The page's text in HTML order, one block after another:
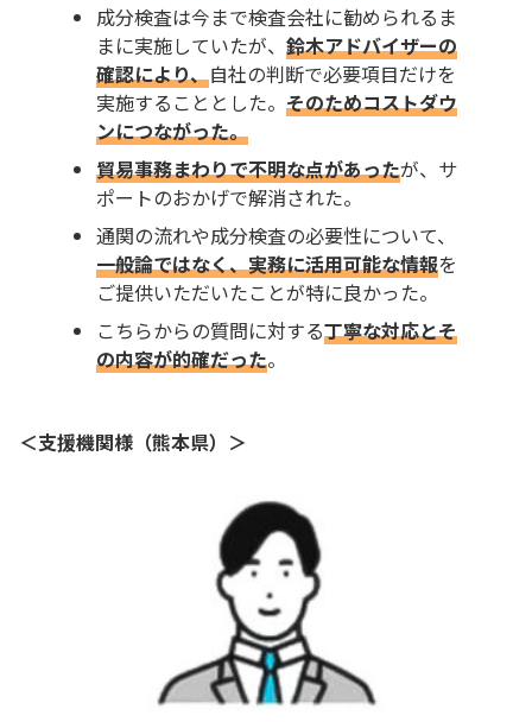
成分検査は今まで検査会社に勧められるま
まに実施していたが、鈴木アドバイザーの
確認により、自社の判断で必要項目だけを
実施することとした。そのためコストダウ
ンにつながった。
貿易事務まわりで不明な点があったが、サ
ポートのおかげで解消された。
通関の流れや成分検査の必要性について、
一般論ではなく、実務に活用可能な情報を
ご提供いただいたことが特に良かった。
こちらからの質問に対する丁寧な対応とそ
の内容が的確だった。
＜支援機関様（熊本県）＞